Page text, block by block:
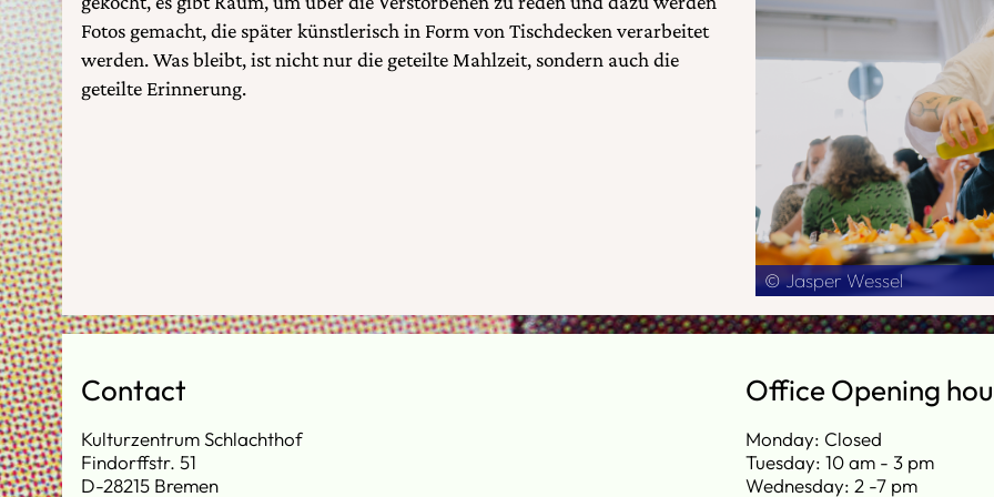
Fotos gemacht, die später künstlerisch in Form von Tischdecken verarbeitet
werden. Was bleibt, ist nicht nur die geteilte Mahlzeit, sondern auch die
geteilte Erinnerung.
© Jasper Wessel
Contact
Kulturzentrum Schlachthof
Findorffstr. 51
D-28215 Bremen
Office Opening
Monday: Closed
Tuesday: 10 am - 3 pm
Wednesday: 2 -7 pm